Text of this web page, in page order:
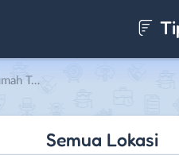
Pribadi
Semua Lokasi